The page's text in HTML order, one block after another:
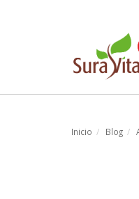
Inicio Blog